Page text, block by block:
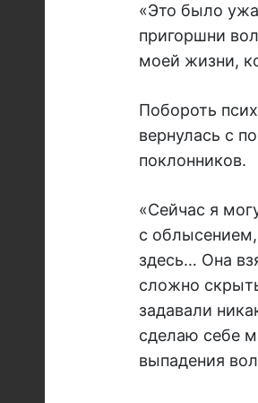
«Это было
пригоршни
моей жизни,
Побороть
вернулась с
поклонников.
«Сейчас я
с
здесь… Она
сложно
задавали
сделаю себе
выпадения